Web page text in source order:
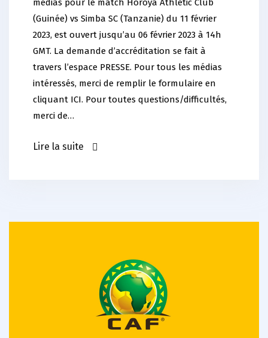
médias pour le match Horoya Athletic Club
(Guinée) vs Simba SC (Tanzanie) du 11 février
2023, est ouvert jusqu’au 06 février 2023 à 14h
GMT. La demande d’accréditation se fait à
travers l’espace PRESSE. Pour tous les médias
intéressés, merci de remplir le formulaire en
cliquant ICI. Pour toutes questions/difficultés,
merci de…
Lire la suite